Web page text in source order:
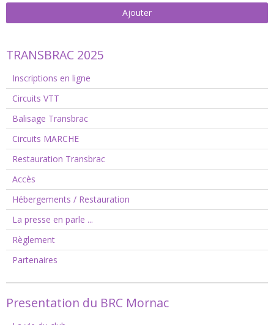
Ajouter
TRANSBRAC 2025
Inscriptions en ligne
Circuits VTT
Balisage Transbrac
Circuits MARCHE
Restauration Transbrac
Accès
Hébergements / Restauration
La presse en parle ...
Règlement
Partenaires
Presentation du BRC Mornac